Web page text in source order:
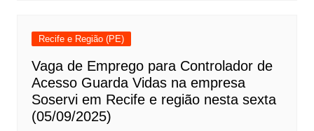
Recife e Região (PE)
Vaga de Emprego para Controlador de
Acesso Guarda Vidas na empresa
Soservi em Recife e região nesta sexta
(05/09/2025)